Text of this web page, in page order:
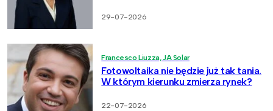
29-07-2026
Francesco Liuzza, JA Solar
Fotowoltaika nie będzie już tak tania.
W którym kierunku zmierza rynek?
22-07-2026